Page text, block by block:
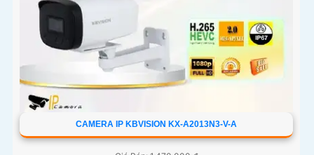
CAMERA IP KBVISION KX-A2013N3-V-A